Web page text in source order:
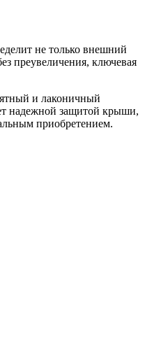
не только внешний
преувеличения, ключевая
и лаконичный
надежной защитой крыши,
приобретением.